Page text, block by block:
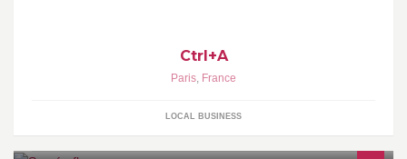
Ctrl+A
Paris, France
LOCAL BUSINESS